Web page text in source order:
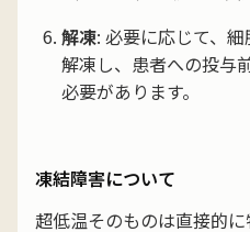
解凍: 必要に応じて、
解凍し、患者への投与
必要があります。
凍結障害について
超低温そのものは直接的